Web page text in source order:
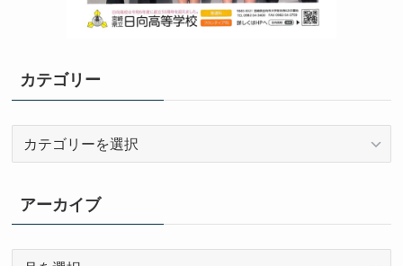
カテゴリー
リ
ー
アーカイブ